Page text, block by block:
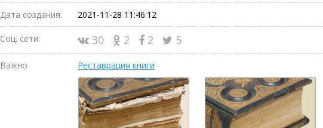
Дата создания: 2021-11-28 11:46:12
Соц. сети: 30 2 2 5
Важно Реставрация книги